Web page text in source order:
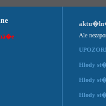
Ale
Hlody
Hlody
Hlody